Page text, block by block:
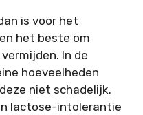
is voor het
het beste om
In de
hoeveelheden
niet schadelijk.
lactose-intolerantie